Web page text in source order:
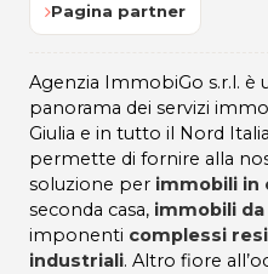
Pagina partner
Agenzia ImmobiGo s.r.l. è
panorama dei servizi
Giulia e in tutto il Nord
permette di fornire alla
soluzione per immobili in
seconda casa, immobili
imponenti complessi
industriali. Altro fiore